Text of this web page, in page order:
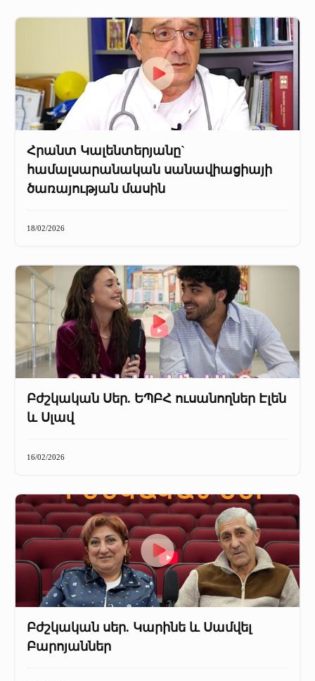
Հրանտ Կալենտերյանը`
համալսարանական սանավիացիայի
ծառայության մասին
18/02/2026
Բժշկական Սեր. ԵՊԲՀ ուսանողներ Էլեն
և Սլավ
16/02/2026
Բժշկական սեր. Կարինե և Սամվել
Բարոյաններ